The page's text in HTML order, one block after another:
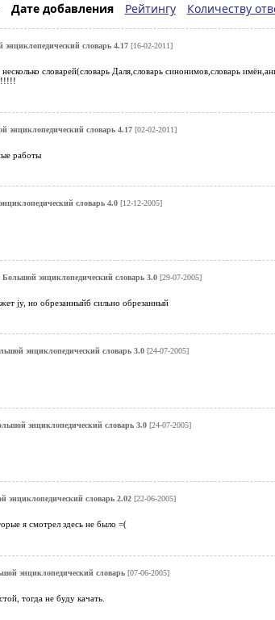
Дате добавления Рейтингу Количеству
энциклопедический словарь 4.17[16-02-2011]
словарей(словарь Даля,словарь синонимов,словарь
энциклопедический словарь 4.17[02-02-2011]
работы
словарь 4.0[12-12-2005]
Большой энциклопедический словарь 3.0[29-07-2005]
jy, но обрезанныйб сильно обрезанный
энциклопедический словарь 3.0[24-07-2005]
энциклопедический словарь 3.0[24-07-2005]
энциклопедический словарь 2.02[22-06-2005]
я смотрел здесь не было =(
энциклопедический словарь [07-06-2005]
тогда не буду качать.